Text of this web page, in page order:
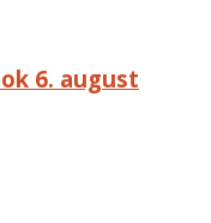
6. august